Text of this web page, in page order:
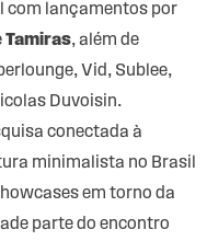
com lançamentos por
Tamiras, além de
Vid, Sublee,
Duvoisin.
conectada à
minimalista no Brasil
em torno da
parte do encontro